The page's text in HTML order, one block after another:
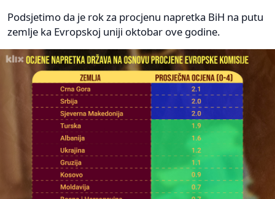
Podsjetimo da je rok za procjenu napretka BiH na putu
zemlje ka Evropskoj uniji oktobar ove godine.